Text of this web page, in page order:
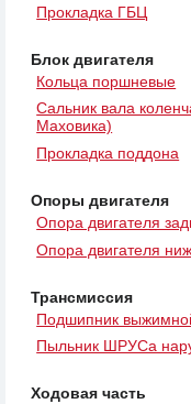
Прокладка ГБЦ
Блок двигателя
Кольца поршневые
Сальник вала
Маховика)
Прокладка поддона
Опоры двигателя
Опора двигателя
Опора двигателя
Трансмиссия
Подшипник
Пыльник ШРУСа
Ходовая часть